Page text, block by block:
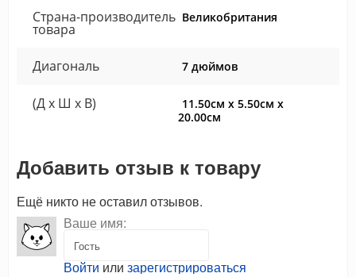
Страна-производитель
товара
Великобритания
Диагональ 7 дюймов
(Д x Ш x В)
11.50см x 5.50см x
20.00см
Добавить отзыв к товару
Ещё никто не оставил отзывов.
Ваше имя:
Войти или зарегистрироваться